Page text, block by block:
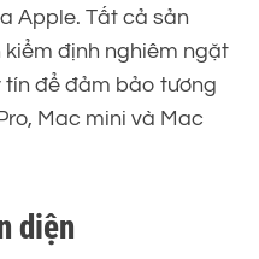
Apple. Tất cả sản
định nghiêm ngặt
để đảm bảo tương
Mac mini và Mac
diện